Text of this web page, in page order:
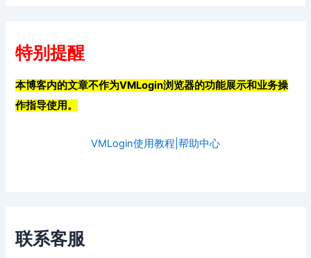
特别提醒
本博客内的文章不作为VMLogin浏览器的功能展示和业务操
作指导使用。
VMLogin使用教程|帮助中心
联系客服